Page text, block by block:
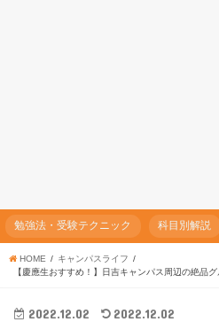
勉強法・受験テクニック 科目別解説
HOME
キャンパスライフ
【慶應生おすすめ！】日吉キャンパス周辺の絶品
2022.12.02 2022.12.02